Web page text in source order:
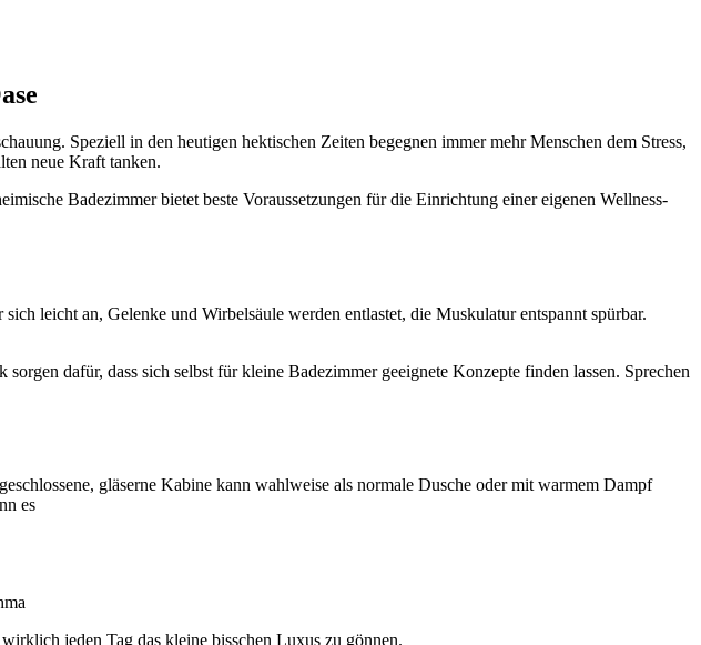
Speziell in den heutigen hektischen Zeiten begegnen immer mehr Menschen dem Stress,
neue Kraft tanken.
Badezimmer bietet beste Voraussetzungen für die Einrichtung einer eigenen Wellness-
leicht an, Gelenke und Wirbelsäule werden entlastet, die Muskulatur entspannt spürbar.
dafür, dass sich selbst für kleine Badezimmer geeignete Konzepte finden lassen. Sprechen
gläserne Kabine kann wahlweise als normale Dusche oder mit warmem Dampf
es
jeden Tag das kleine bisschen Luxus zu gönnen.